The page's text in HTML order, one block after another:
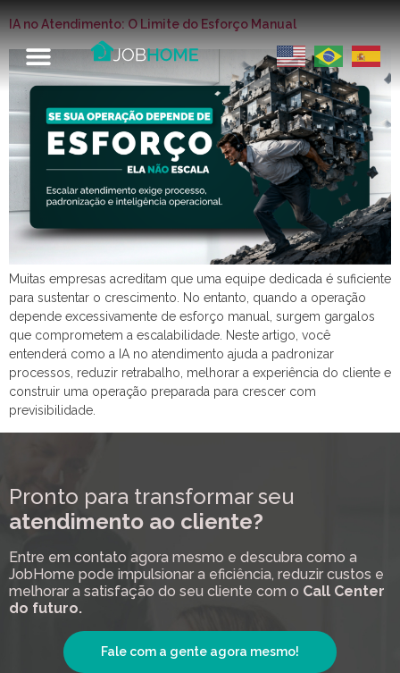
IA no Atendimento: O Limite do Esforço Manual
Muitas empresas acreditam que uma equipe dedicada é suficiente
para sustentar o crescimento. No entanto, quando a operação
depende excessivamente de esforço manual, surgem gargalos
que comprometem a escalabilidade. Neste artigo, você
entenderá como a IA no atendimento ajuda a padronizar
processos, reduzir retrabalho, melhorar a experiência do cliente e
construir uma operação preparada para crescer com
previsibilidade.
Pronto para transformar seu
atendimento ao cliente?
Entre em contato agora mesmo e descubra como a
JobHome pode impulsionar a eficiência, reduzir custos e
melhorar a satisfação do seu cliente com o Call Center
do futuro.
Fale com a gente agora mesmo!